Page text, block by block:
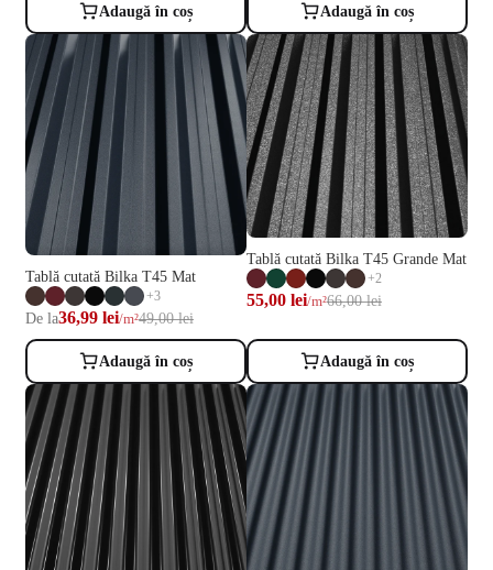
Adaugă în coș Adaugă în coș
Tablă cutată Bilka T45 Mat
+3
De la36,99 lei/m²49,00 lei
Adaugă în coș
Tablă cutată Bilka T45 Grande Mat
+2
55,00 lei/m²66,00 lei
Adaugă în coș